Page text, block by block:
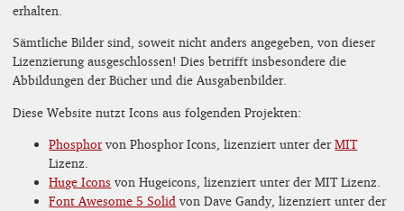
erhalten.
Sämtliche Bilder sind, soweit nicht anders angegeben, von dieser
Lizenzierung ausgeschlossen! Dies betrifft insbesondere die
Abbildungen der Bücher und die Ausgabenbilder.
Diese Website nutzt Icons aus folgenden Projekten:
Phosphorvon Phosphor Icons, lizenziert unter derMIT
Lizenz.
Huge Icons von Hugeicons, lizenziert unter der MIT Lizenz.
Font Awesome 5 Solid von Dave Gandy, lizenziert unter der